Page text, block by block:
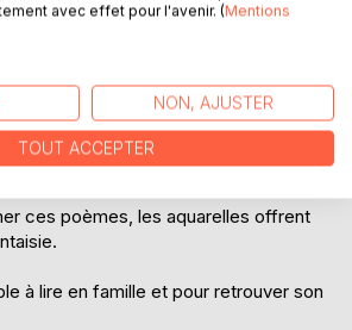
et de poésie où vous découvrirez des
de bonne humeur, des petites fées,
et des dragons qui aimeraient
en trouvant l'amour.
ces poèmes, les aquarelles offrent
à lire en famille et pour retrouver son
avec effet pour l'avenir. (Mentions
NON, AJUSTER
TOUT ACCEPTER